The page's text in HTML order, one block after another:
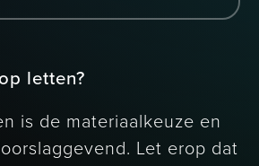
letten?
is de materiaalkeuze en
Let erop dat